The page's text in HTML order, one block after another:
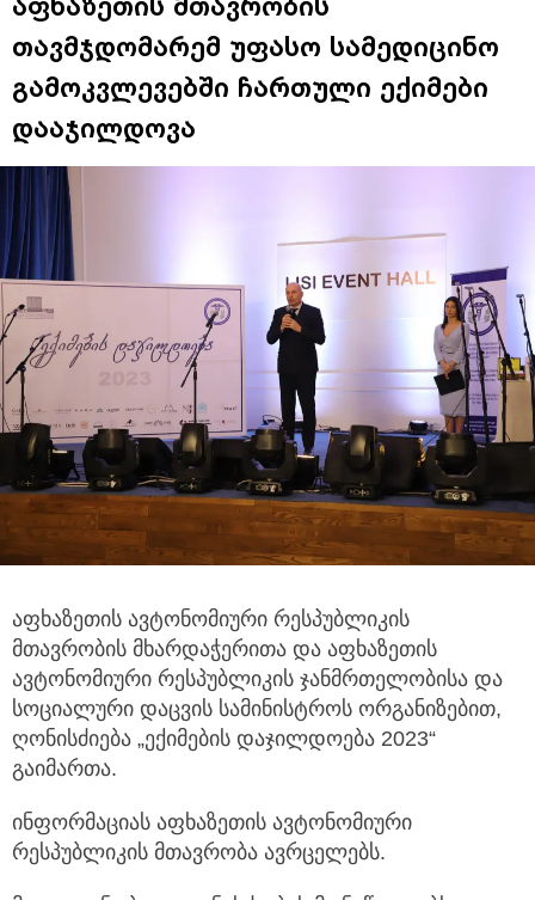
თავმჯდომარემ უფასო სამედიცინო
გამოკვლევებში ჩართული ექიმები
დააჯილდოვა
აფხაზეთის ავტონომიური რესპუბლიკის
მთავრობის მხარდაჭერითა და აფხაზეთის
ავტონომიური რესპუბლიკის ჯანმრთელობისა და
სოციალური დაცვის სამინისტროს ორგანიზებით,
ღონისძიება „ექიმების დაჯილდოება 2023“
გაიმართა.
ინფორმაციას აფხაზეთის ავტონომიური
რესპუბლიკის მთავრობა ავრცელებს.